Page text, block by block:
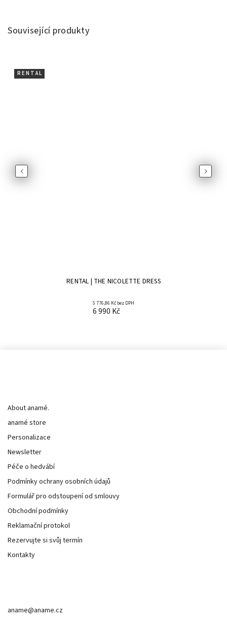
Související produkty
Previous
R E N T A L
RENTAL | THE NICOLETTE DRESS
5 776,86 Kč bez DPH
6 990 Kč
Next
About anamé.
anamé store
Personalizace
Newsletter
Péče o hedvábí
Podmínky ochrany osobních údajů
Formulář pro odstoupení od smlouvy
Obchodní podmínky
Reklamační protokol
Rezervujte si svůj termín
Kontakty
aname@aname.cz